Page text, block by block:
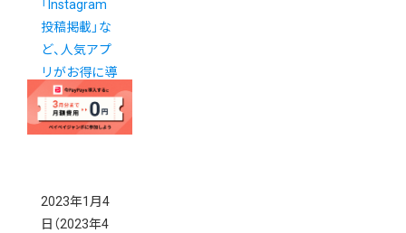
「Instagram
投稿掲載」な
ど、人気アプ
リがお得に導
入できるキャ
ンペーン
2023年1月4
日 （2023年4